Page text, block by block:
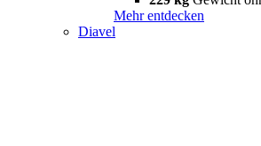
Mehr entdecken
Diavel